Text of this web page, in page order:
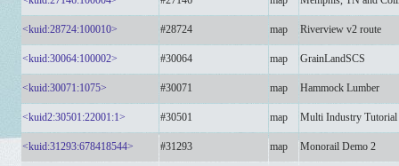
<kuid:28724:100010> #28724 map Riverview v2 route
<kuid:30064:100002> #30064 map GrainLandSCS
<kuid:30071:1075> #30071 map Hammock Lumber
<kuid2:30501:22001:1> #30501 map Multi Industry Tutorial
<kuid:31293:678418544> #31293 map Monorail Demo 2